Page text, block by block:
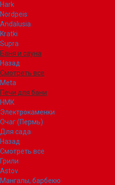
Hark
Nordpeis
Andalusia
Kratki
Supra
Баня и сауна
Назад
Смотреть все
Meta
Печи для бани
НМК
Электрокаменки
Очаг (Пермь)
Для сада
Назад
Смотреть все
Грили
Astov
Мангалы, барбекю